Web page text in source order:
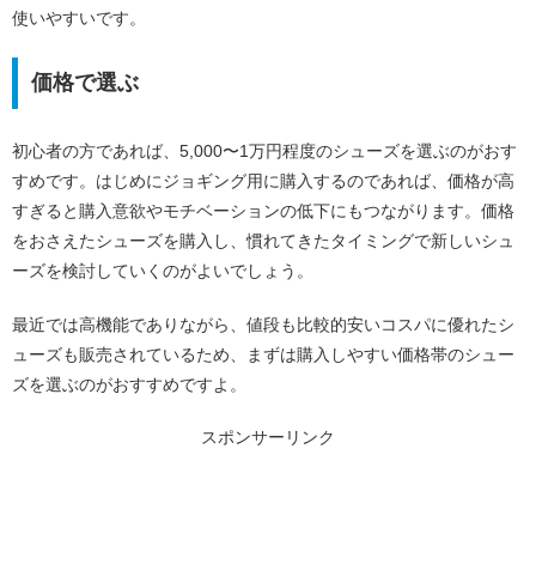
使いやすいです。
価格で選ぶ
初心者の方であれば、5,000〜1万円程度のシューズを選ぶのがおす
すめです。はじめにジョギング用に購入するのであれば、価格が高
すぎると購入意欲やモチベーションの低下にもつながります。価格
をおさえたシューズを購入し、慣れてきたタイミングで新しいシュ
ーズを検討していくのがよいでしょう。
最近では高機能でありながら、値段も比較的安いコスパに優れたシ
ューズも販売されているため、まずは購入しやすい価格帯のシュー
ズを選ぶのがおすすめですよ。
スポンサーリンク